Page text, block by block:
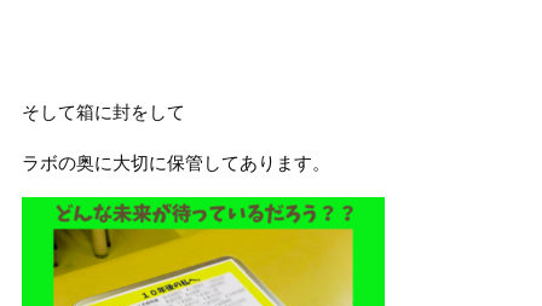
そして箱に封をして
ラボの奥に大切に保管してあります。